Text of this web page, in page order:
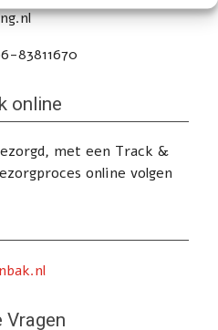
83811670
online
met een Track &
online volgen
Vragen